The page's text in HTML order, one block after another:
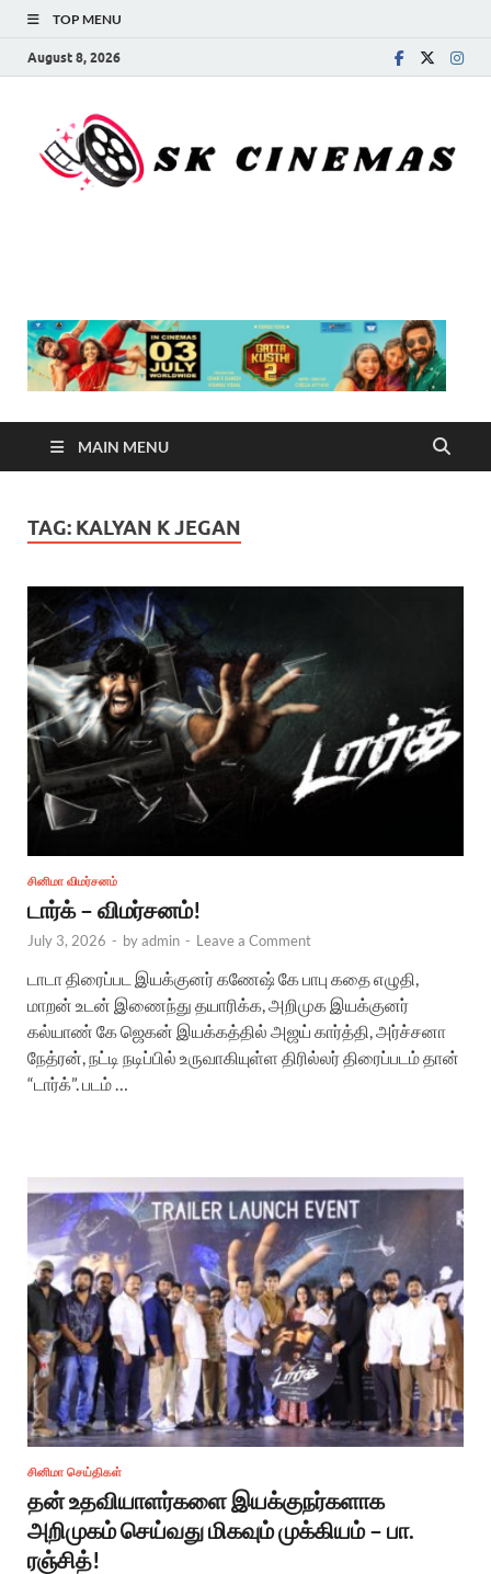
TOP MENU
August 8, 2026
MAIN MENU
TAG: KALYAN K JEGAN
சினிமா விமர்சனம்
டார்க் – விமர்சனம்!
July 3, 2026 - byadmin - Leave a Comment
டாடா திரைப்பட இயக்குனர் கணேஷ் கே பாபு கதை எழுதி,
மாறன் உடன் இணைந்து தயாரிக்க, அறிமுக இயக்குனர்
கல்யாண் கே ஜெகன் இயக்கத்தில் அஜய் கார்த்தி, அர்ச்சனா
நேத்ரன், நட்டி நடிப்பில் உருவாகியுள்ள திரில்லர் திரைப்படம் தான்
“டார்க்”. படம் …
சினிமா செய்திகள்
தன் உதவியாளர்களை இயக்குநர்களாக
அறிமுகம் செய்வது மிகவும் முக்கியம் – பா.
ரஞ்சித்!